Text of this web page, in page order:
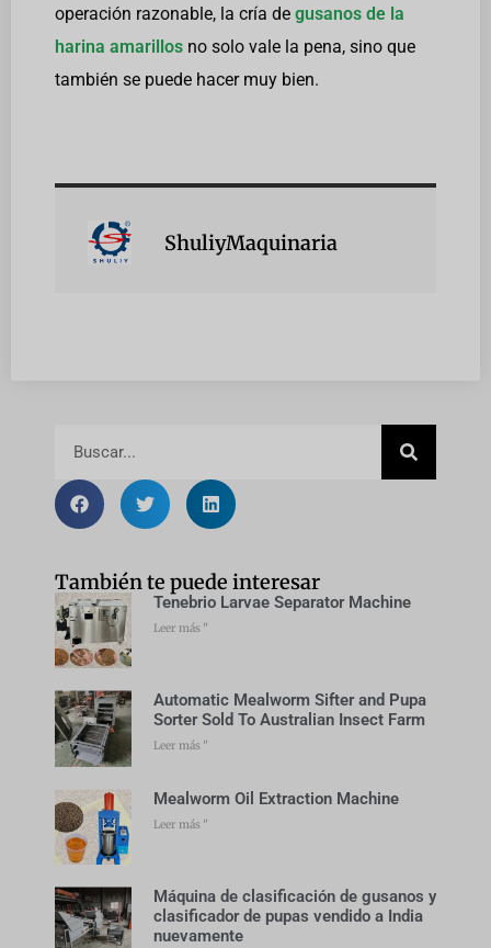
operación razonable, la cría de gusanos de la
harina amarillos no solo vale la pena, sino que
también se puede hacer muy bien.
ShuliyMaquinaria
También te puede interesar
Tenebrio Larvae Separator Machine
Leer más "
Automatic Mealworm Sifter and Pupa
Sorter Sold To Australian Insect Farm
Leer más "
Mealworm Oil Extraction Machine
Leer más "
Máquina de clasificación de gusanos y
clasificador de pupas vendido a India
nuevamente